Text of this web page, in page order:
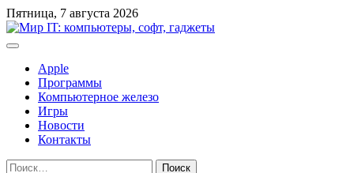
Перейти
к
содержимому
Пятница, 7 августа 2026
Apple
Программы
Компьютерное железо
Игры
Новости
Контакты
Найти: